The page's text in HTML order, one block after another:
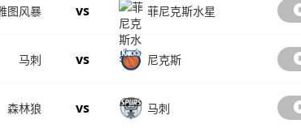
图风暴 vs 菲尼克斯水星
马刺 vs 尼克斯
森林狼 vs 马刺